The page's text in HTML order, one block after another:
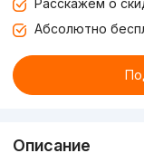
Расскажем о
Абсолютно
Описание